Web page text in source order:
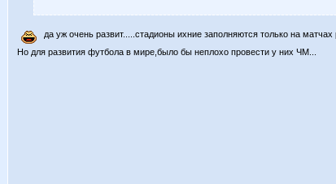
да уж очень развит.....стадионы ихние заполняются только на матчах
Но для развития футбола в мире,было бы неплохо провести у них ЧМ...